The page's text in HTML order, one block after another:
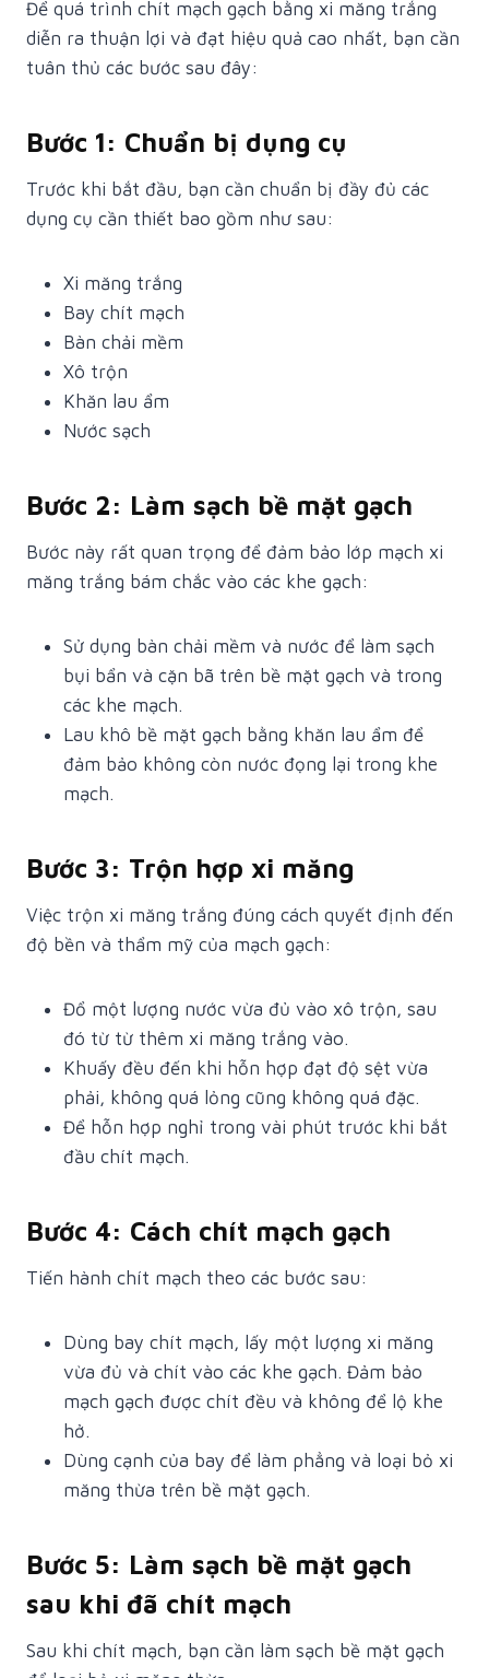
Để quá trình chít mạch gạch bằng xi măng trắng
diễn ra thuận lợi và đạt hiệu quả cao nhất, bạn cần
tuân thủ các bước sau đây:
Bước 1: Chuẩn bị dụng cụ
Trước khi bắt đầu, bạn cần chuẩn bị đầy đủ các
dụng cụ cần thiết bao gồm như sau:
Xi măng trắng
Bay chít mạch
Bàn chải mềm
Xô trộn
Khăn lau ẩm
Nước sạch
Bước 2: Làm sạch bề mặt gạch
Bước này rất quan trọng để đảm bảo lớp mạch xi
măng trắng bám chắc vào các khe gạch:
Sử dụng bàn chải mềm và nước để làm sạch
bụi bẩn và cặn bã trên bề mặt gạch và trong
các khe mạch.
Lau khô bề mặt gạch bằng khăn lau ẩm để
đảm bảo không còn nước đọng lại trong khe
mạch.
Bước 3: Trộn hợp xi măng
Việc trộn xi măng trắng đúng cách quyết định đến
độ bền và thẩm mỹ của mạch gạch:
Đổ một lượng nước vừa đủ vào xô trộn, sau
đó từ từ thêm xi măng trắng vào.
Khuấy đều đến khi hỗn hợp đạt độ sệt vừa
phải, không quá lỏng cũng không quá đặc.
Để hỗn hợp nghỉ trong vài phút trước khi bắt
đầu chít mạch.
Bước 4: Cách chít mạch gạch
Tiến hành chít mạch theo các bước sau:
Dùng bay chít mạch, lấy một lượng xi măng
vừa đủ và chít vào các khe gạch. Đảm bảo
mạch gạch được chít đều và không để lộ khe
hở.
Dùng cạnh của bay để làm phẳng và loại bỏ xi
măng thừa trên bề mặt gạch.
Bước 5: Làm sạch bề mặt gạch
sau khi đã chít mạch
Sau khi chít mạch, bạn cần làm sạch bề mặt gạch